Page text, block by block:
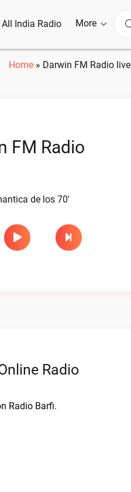
All India Radio More
Home » Darwin FM Radio live
FM Radio
de los 70'
Radio
Radio Barfi.